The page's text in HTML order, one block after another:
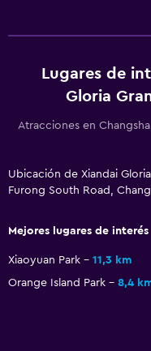
Lugares de
Gloria
Atracciones en
Ubicación de Xiandai
Furong South Road,
Mejores lugares de interés
Xiaoyuan Park 11,3 km
Orange Island Park
8,4